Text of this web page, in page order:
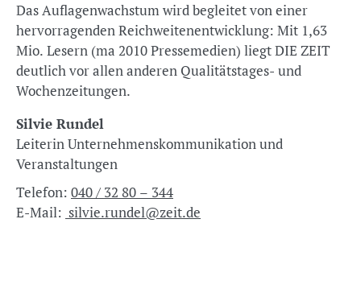
Das Auflagenwachstum wird begleitet von einer
hervorragenden Reichweitenentwicklung: Mit 1,63
Mio. Lesern (ma 2010 Pressemedien) liegt DIE ZEIT
deutlich vor allen anderen Qualitätstages- und
Wochenzeitungen.
Silvie Rundel
Leiterin Unternehmenskommunikation und
Veranstaltungen
Telefon: 040 / 32 80 – 344
E-Mail: silvie.rundel@zeit.de